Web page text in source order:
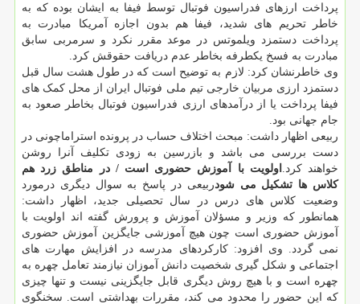
پرداخت ارزهای فدراسیون فوتبال توسط فیفا به ایشان بوده که به
خاطر تحریم های شدید، فیفا هم بدون اجازه آمریکا مبادرت به
پرداخت دستمزد ویلموتس در موعد مقرر نکرد و سرمربی سابق
مبادرت به فسخ یکطرفه بخاطر عدم دریافت حقوقش کرد.
وی خاطرنشان کرد: لازم به توضیح است که در طول هشت سال قبل
دستمزد ارزی مربیان خارجی تیم ملی فوتبال ایران از محل کمک های
فیفا پرداخت یا از درآمدهای ارزی فدراسیون فوتبال بخاطر صعود به
جام جهانی بود.
ربیعی اظهار داشت: مبحث اختلاف حساب در پرونده استراماچونی در
دست بررسی می باشد و بازرسین به زودی تکلیف آنرا روشن
خواهند کرد.
اولویت با آموزش حضوری است / در مناطق زرد هم
کلاس ها تشکیل می شودربیعی در پاسخ به سوال دیگری درمورد
وضعیت کلاس های درس در سال تحصیلی جدید، اظهار داشت:
همانطور که وزیر و مسؤلان آموزش و پرورش گفته اند اولویت با
آموزش حضوری است چون هیچ آموزشی جایگزین آموزش حضوری
نمی گردد. وی افزود: کارکردهای مدرسه در افزایش مهارت های
اجتماعی و شکل گیری شخصیت دانش آموزان نیازمند تعامل چهره به
چهره است و با هیچ روش دیگری قابل جایگزینی نیست و تنها چیزی
که این حضور را محدود می کند، مقررات بهداشتی است. سخنگوی